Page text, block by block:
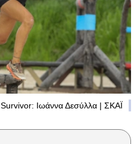
Survivor: Ιωάννα Δεσύλλα | ΣΚΑΪ